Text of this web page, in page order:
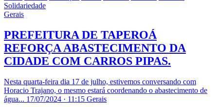
Solidariedade
Gerais
PREFEITURA DE TAPEROÁ
REFORÇA ABASTECIMENTO DA
CIDADE COM CARROS PIPAS.
Nesta quarta-feira dia 17 de julho, estivemos conversando com
Horacio Trajano, o mesmo estará coordenando o abastecimento de
água... 17/07/2024 · 11:15 Gerais